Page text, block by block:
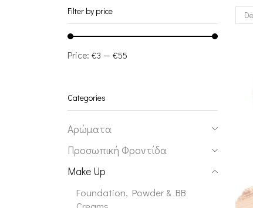
Filter by price
Price: €3 — €55
Categories
Αρώματα
Προσωπική Φροντίδα
Make Up
Foundation, Powder & BB